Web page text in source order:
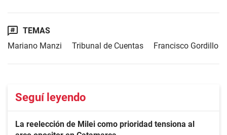
TEMAS
Mariano Manzi
Tribunal de Cuentas Francisco Gordillo
Seguí leyendo
La reelección de Milei como prioridad tensiona al